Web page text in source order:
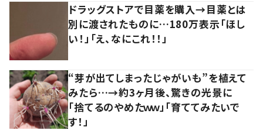
ドラッグストアで目薬を購入→目薬とは
別に渡されたものに…180万表示「ほし
い！」「え、なにこれ！！」
“芽が出てしまったじゃがいも”を植えて
みたら…→約3ヶ月後、驚きの光景に
「捨てるのやめたｗｗ」「育ててみたいで
す！」